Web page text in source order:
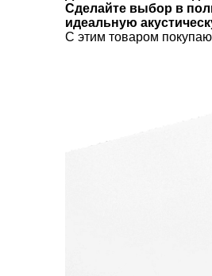
Сделайте выбор в
идеальную
C этим товаром